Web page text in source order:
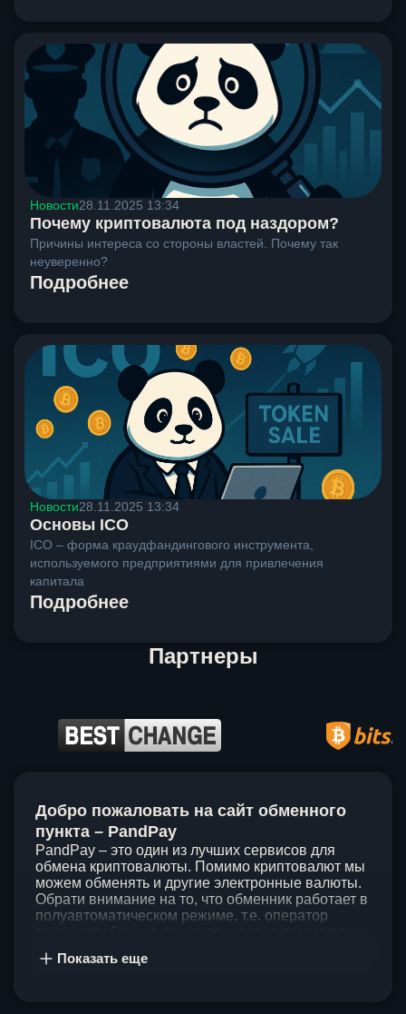
Новости28.11.2025 13:34
Почему криптовалюта под наздором?
Причины интереса со стороны властей. Почему так
неуверенно?
Подробнее
Новости28.11.2025 13:34
Основы ICO
ICO – форма краудфандингового инструмента,
используемого предприятиями для привлечения
капитала
Подробнее
Партнеры
Добро пожаловать на сайт обменного
пункта – PandPay
PandPay – это один из лучших сервисов для
обмена криптовалюты. Помимо криптовалют мы
можем обменять и другие электронные валюты.
Обрати внимание на то, что обменник работает в
полуавтоматическом режиме, т.е. оператор
клиентов, поэтому стараемся проводить обмены
Показать еще